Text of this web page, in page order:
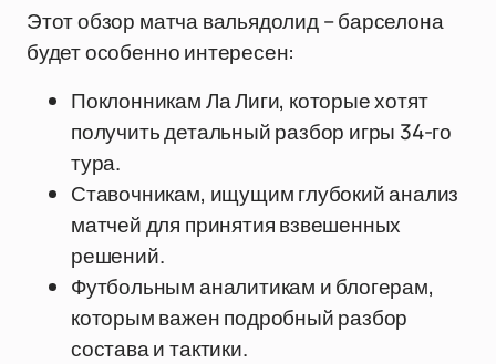
Этот обзор матча вальядолид – барселона
будет особенно интересен:
Поклонникам Ла Лиги, которые хотят
получить детальный разбор игры 34-го
тура.
Ставочникам, ищущим глубокий анализ
матчей для принятия взвешенных
решений.
Футбольным аналитикам и блогерам,
которым важен подробный разбор
состава и тактики.